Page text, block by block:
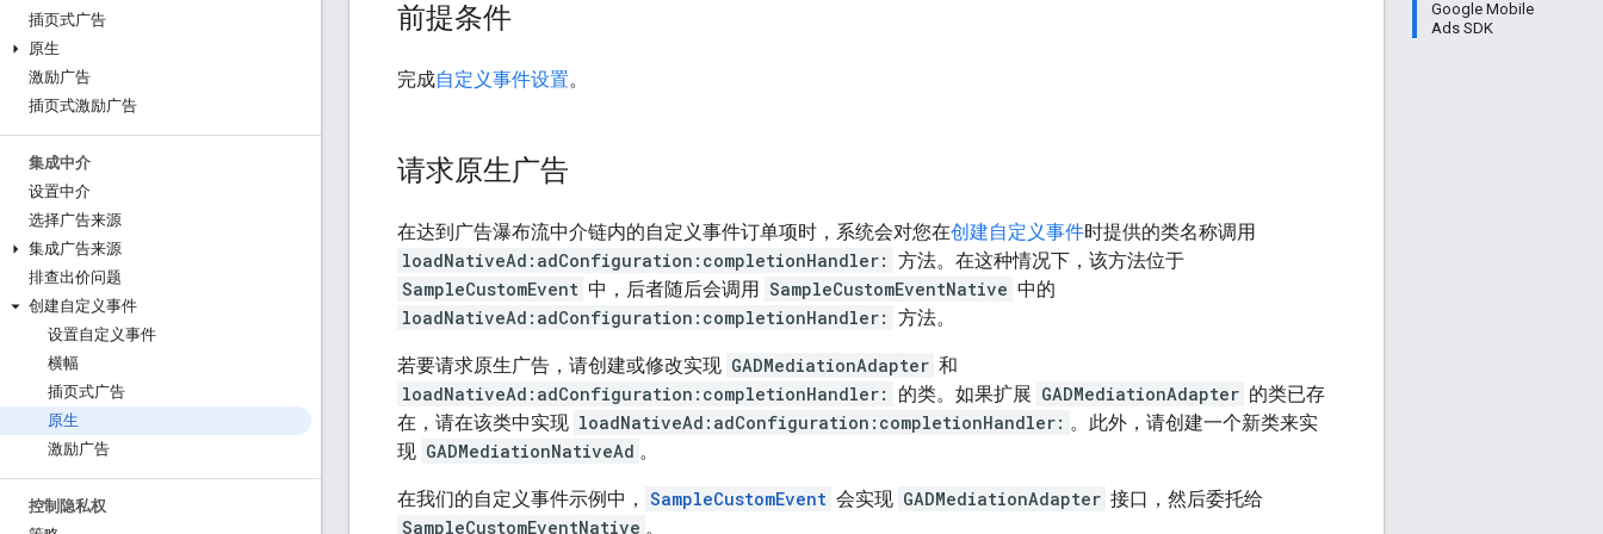
插页式广告
原生
激励广告
插页式激励广告
集成中介
设置中介
选择广告来源
集成广告来源
排查出价问题
创建自定义事件
设置自定义事件
横幅
插页式广告
原生
激励广告
控制隐私权
Google Mobile
Ads SDK
前提条件
完成自定义事件设置。
请求原生广告
在达到广告瀑布流中介链内的自定义事件订单项时，系统会对您在创建自定义事件时提供的类名称调用
loadNativeAd:adConfiguration:completionHandler: 方法。在这种情况下，该方法位于
SampleCustomEvent 中，后者随后会调用 SampleCustomEventNative 中的
loadNativeAd:adConfiguration:completionHandler: 方法。
若要请求原生广告，请创建或修改实现 GADMediationAdapter 和
loadNativeAd:adConfiguration:completionHandler:
的类。如果扩展 GADMediationAdapter 的类已存
在，请在该类中实现 loadNativeAd:adConfiguration:completionHandler: 。此外，请创建一个新类来实
现 GADMediationNativeAd 。
在我们的自定义事件示例中， SampleCustomEvent 会实现 GADMediationAdapter 接口，然后委托给
SampleCustomEventNative 。